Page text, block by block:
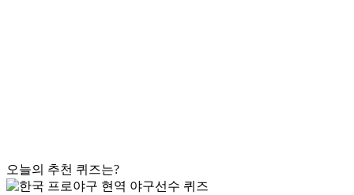
오늘의 추천 퀴즈는?